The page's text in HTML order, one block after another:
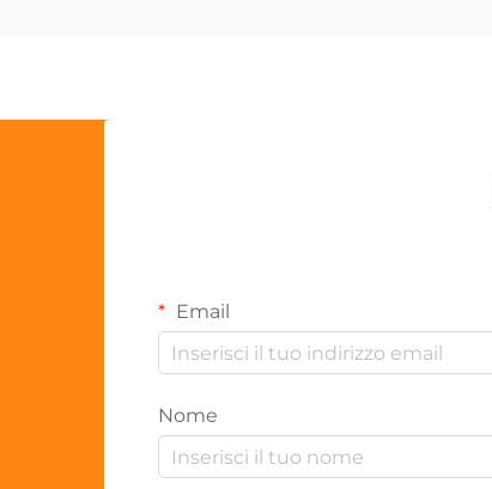
Email
Nome